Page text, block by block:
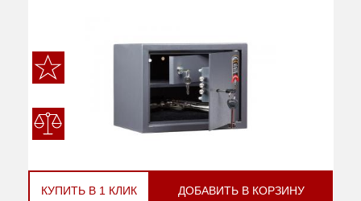
КУПИТЬ В 1 КЛИК ДОБАВИТЬ В КОРЗИНУ